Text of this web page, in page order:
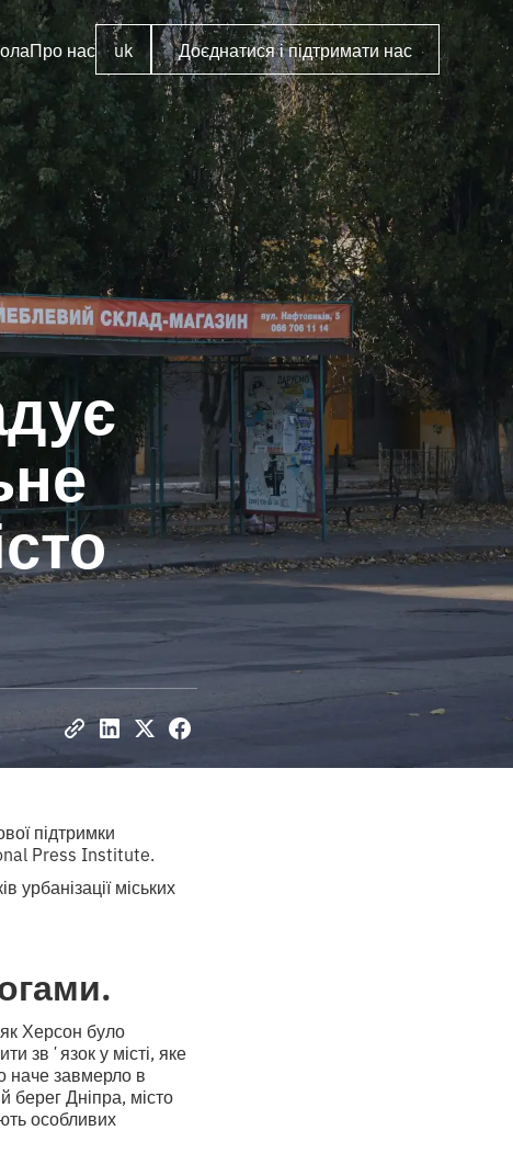
Про нас uk Доєднатися і підтримати нас
підтримки
Press Institute.
урбанізації міських
Херсон було
звʼязок у місті, яке
наче завмерло в
берег Дніпра, місто
особливих